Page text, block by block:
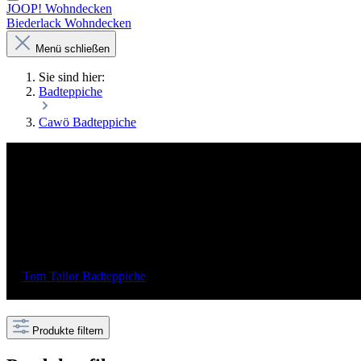
JOOP! Wohndecken
Biederlack Wohndecken
Menü schließen
Sie sind hier:
Badteppiche
Cawö Badteppiche
Tom Tailor Badteppiche
Produkte filtern